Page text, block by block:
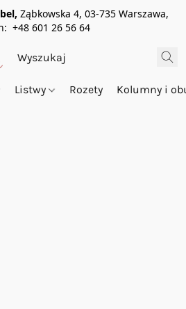
Ząbkowska 4, 03-735 Warszawa,
+48 601 26 56 64
Listwy Rozety Kolumny i